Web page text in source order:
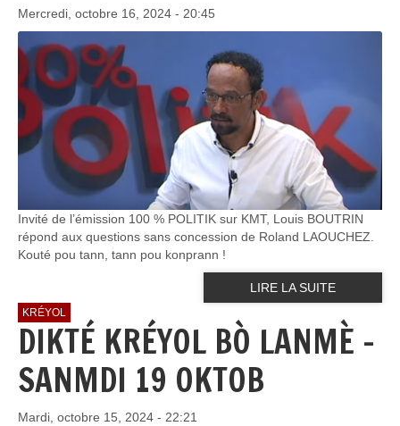
Mercredi, octobre 16, 2024 - 20:45
Invité de l’émission 100 % POLITIK sur KMT, Louis BOUTRIN
répond aux questions sans concession de Roland LAOUCHEZ.
Kouté pou tann, tann pou konprann !
LIRE LA SUITE
KRÉYOL
DIKTÉ KRÉYOL BÒ LANMÈ -
SANMDI 19 OKTOB
Mardi, octobre 15, 2024 - 22:21